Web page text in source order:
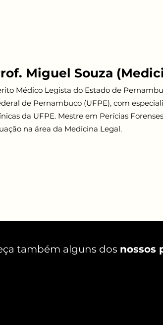
Miguel Souza
Médico Legista do Estado de
de Pernambuco (UFPE), com
da UFPE. Mestre em Perícias
na área da Medicina Legal.
também alguns dos nossos